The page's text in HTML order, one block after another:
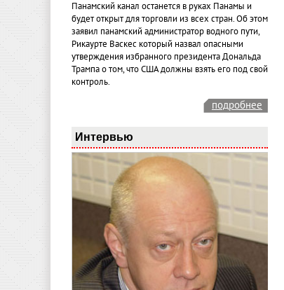
Панамский канал останется в руках Панамы и
будет открыт для торговли из всех стран. Об этом
заявил панамский администратор водного пути,
Рикаурте Васкес который назвал опасными
утверждения избранного президента Дональда
Трампа о том, что США должны взять его под свой
контроль.
подробнее
Интервью